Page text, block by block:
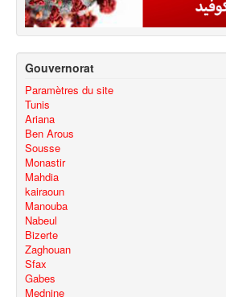
Gouvernorat
Paramètres du site
Tunis
Ariana
Ben Arous
Sousse
Monastir
Mahdia
kairaoun
Manouba
Nabeul
Bizerte
Zaghouan
Sfax
Gabes
Mednine